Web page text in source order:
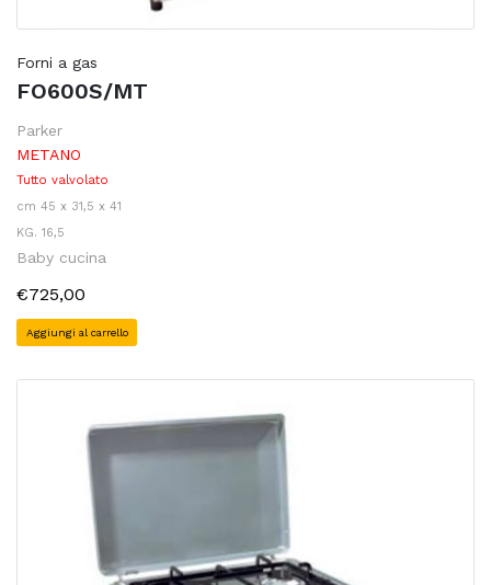
Forni a gas
FO600S/MT
Parker
METANO
Tutto valvolato
cm 45 x 31,5 x 41
KG. 16,5
Baby cucina
€725,00
Aggiungi al carrello